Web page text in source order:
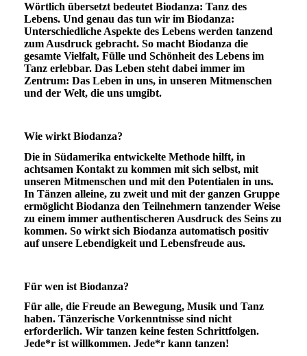
Wörtlich übersetzt bedeutet Biodanza: Tanz des
Lebens. Und genau das tun wir im Biodanza:
Unterschiedliche Aspekte des Lebens werden tanzend
zum Ausdruck gebracht. So macht Biodanza die
gesamte Vielfalt, Fülle und Schönheit des Lebens im
Tanz erlebbar. Das Leben steht dabei immer im
Zentrum: Das Leben in uns, in unseren Mitmenschen
und der Welt, die uns umgibt.
Wie wirkt Biodanza?
Die in Südamerika entwickelte Methode hilft, in
achtsamen Kontakt zu kommen mit sich selbst, mit
unseren Mitmenschen und mit den Potentialen in uns.
In Tänzen alleine, zu zweit und mit der ganzen Gruppe
ermöglicht Biodanza den Teilnehmern tanzender Weise
zu einem immer authentischeren Ausdruck des Seins zu
kommen. So wirkt sich Biodanza automatisch positiv
auf unsere Lebendigkeit und Lebensfreude aus.
Für wen ist Biodanza?
Für alle, die Freude an Bewegung, Musik und Tanz
haben. Tänzerische Vorkenntnisse sind nicht
erforderlich. Wir tanzen keine festen Schrittfolgen.
Jede*r ist willkommen. Jede*r kann tanzen!